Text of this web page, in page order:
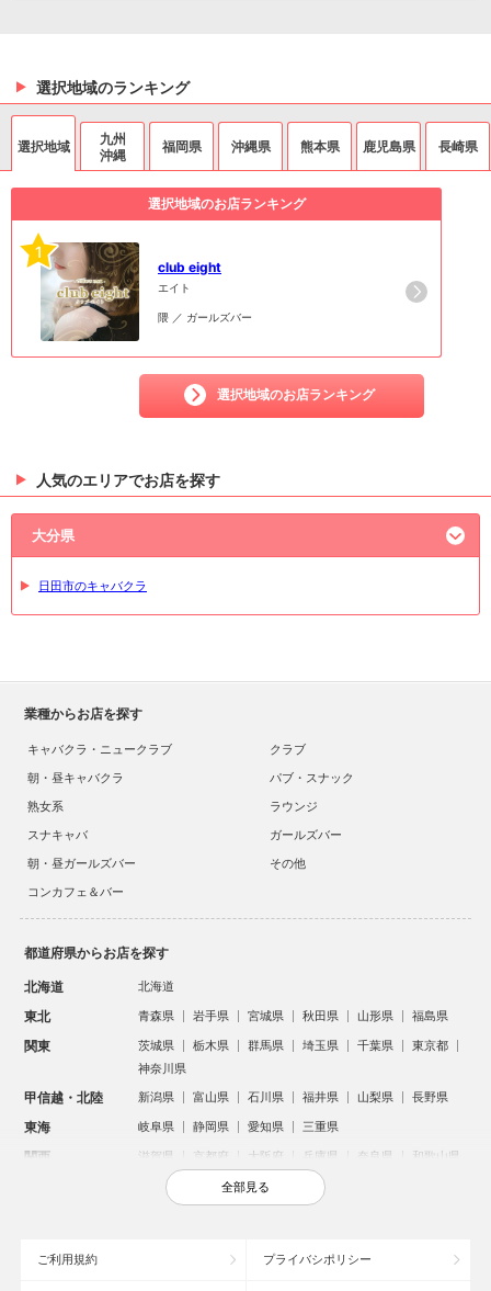
選択地域のランキング
選択地域
九州
沖縄
福岡県 沖縄県 熊本県 鹿児島県 長崎県
選択地域のお店ランキング
1
club eight
エイト
隈 ／ ガールズバー
選択地域のお店ランキング
人気のエリアでお店を探す
大分県
日田市のキャバクラ
業種からお店を探す
キャバクラ・ニュークラブ
クラブ
朝・昼キャバクラ
パブ・スナック
熟女系
ラウンジ
スナキャバ
ガールズバー
朝・昼ガールズバー
その他
コンカフェ＆バー
都道府県からお店を探す
北海道 北海道
東北 青森県 岩手県 宮城県 秋田県 山形県 福島県
関東 茨城県 栃木県 群馬県 埼玉県 千葉県
東京都
神奈川県
甲信越・北陸 新潟県 富山県 石川県 福井県 山梨県 長野県
東海 岐阜県 静岡県 愛知県 三重県
関西 滋賀県 京都府 大阪府 兵庫県 奈良県 和歌山県
鳥取県 島根県 岡山県 広島県
沖縄県
全部見る
ご利用規約 プライバシポリシー